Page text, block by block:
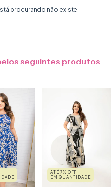
procurando não existe.
seguintes produtos.
ATÉ 7% OFF
EM QUANTIDADE